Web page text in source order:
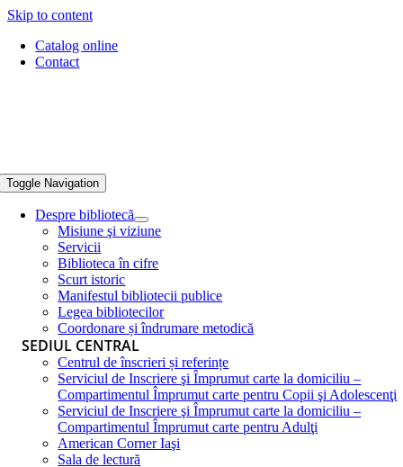
Skip to content
Catalog online
Contact
Toggle Navigation
Despre bibliotecă
Misiune şi viziune
Servicii
Biblioteca în cifre
Scurt istoric
Manifestul bibliotecii publice
Legea bibliotecilor
Coordonare și îndrumare metodică
SEDIUL CENTRAL
Centrul de înscrieri și referințe
Serviciul de Inscriere şi Împrumut carte la domiciliu –
Compartimentul Împrumut carte pentru Copii şi Adolescenţi
Serviciul de Inscriere şi Împrumut carte la domiciliu –
Compartimentul Împrumut carte pentru Adulţi
American Corner Iaşi
Sala de lectură